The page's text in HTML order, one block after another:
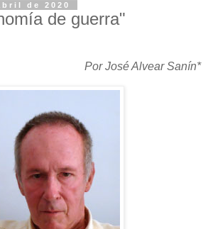
de 2020
de guerra"
Por José Alvear Sanín*